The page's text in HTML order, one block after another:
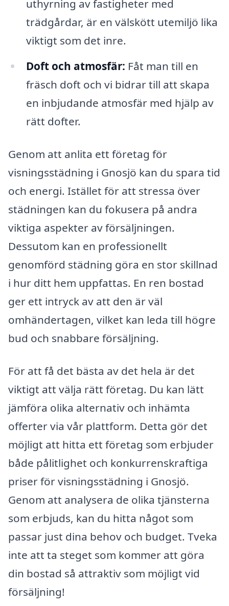
uthyrning av fastigheter med
trädgårdar, är en välskött utemiljö lika
viktigt som det inre.
Doft och atmosfär: Fåt man till en
fräsch doft och vi bidrar till att skapa
en inbjudande atmosfär med hjälp av
rätt dofter.
Genom att anlita ett företag för
visningsstädning i Gnosjö kan du spara tid
och energi. Istället för att stressa över
städningen kan du fokusera på andra
viktiga aspekter av försäljningen.
Dessutom kan en professionellt
genomförd städning göra en stor skillnad
i hur ditt hem uppfattas. En ren bostad
ger ett intryck av att den är väl
omhändertagen, vilket kan leda till högre
bud och snabbare försäljning.
För att få det bästa av det hela är det
viktigt att välja rätt företag. Du kan lätt
jämföra olika alternativ och inhämta
offerter via vår plattform. Detta gör det
möjligt att hitta ett företag som erbjuder
både pålitlighet och konkurrenskraftiga
priser för visningsstädning i Gnosjö.
Genom att analysera de olika tjänsterna
som erbjuds, kan du hitta något som
passar just dina behov och budget. Tveka
inte att ta steget som kommer att göra
din bostad så attraktiv som möjligt vid
försäljning!